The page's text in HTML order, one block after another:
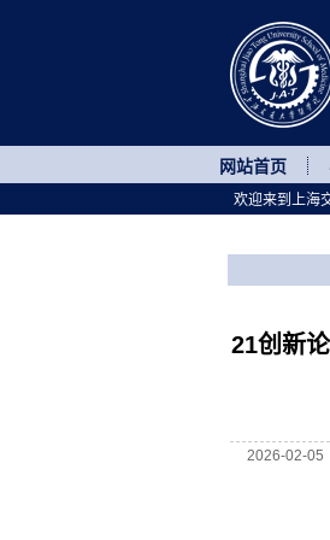
网站首页
21创新
2026-02-05
欢迎来到上海